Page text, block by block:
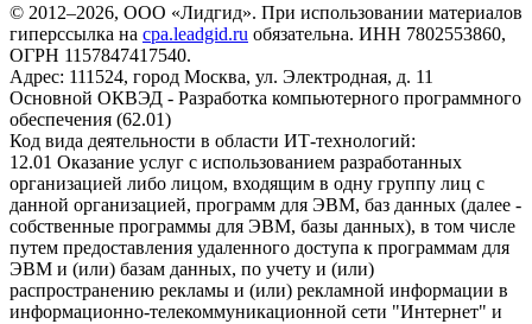
© 2012–2026, ООО «Лидгид». При использовании материалов
гиперссылка на cpa.leadgid.ru обязательна. ИНН 7802553860,
ОГРН 1157847417540.
Адрес: 111524, город Москва, ул. Электродная, д. 11
Основной ОКВЭД - Разработка компьютерного программного
обеспечения (62.01)
Код вида деятельности в области ИТ-технологий:
12.01 Оказание услуг с использованием разработанных
организацией либо лицом, входящим в одну группу лиц с
данной организацией, программ для ЭВМ, баз данных (далее -
собственные программы для ЭВМ, базы данных), в том числе
путем предоставления удаленного доступа к программам для
ЭВМ и (или) базам данных, по учету и (или)
распространению рекламы и (или) рекламной информации в
информационно-телекоммуникационной сети "Интернет" и